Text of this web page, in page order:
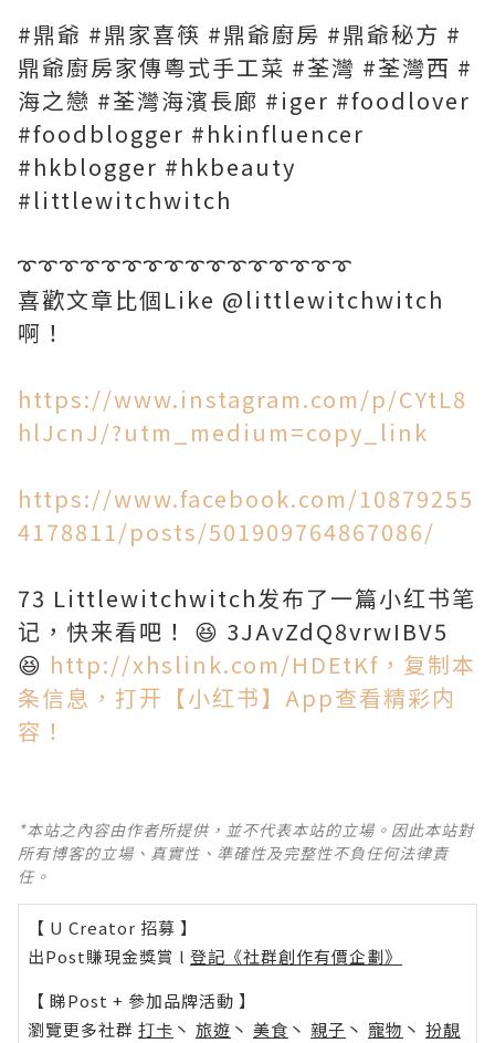
#鼎爺 #鼎家喜筷 #鼎爺廚房 #鼎爺秘方 #
鼎爺廚房家傳粵式手工菜 #荃灣 #荃灣西 #
海之戀 #荃灣海濱長廊 #iger #foodlover
#foodblogger #hkinfluencer
#hkblogger #hkbeauty
#littlewitchwitch
➰➰➰➰➰➰➰➰➰➰➰➰➰➰➰➰
喜歡文章比個Like @littlewitchwitch
啊！
https://www.instagram.com/p/CYtL8
hlJcnJ/?utm_medium=copy_link
https://www.facebook.com/10879255
4178811/posts/501909764867086/
73 Littlewitchwitch发布了一篇小红书笔
记，快来看吧！ 😆 3JAvZdQ8vrwIBV5
😆 http://xhslink.com/HDEtKf，复制本
条信息，打开【小红书】App查看精彩内
容！
*本站之內容由作者所提供，並不代表本站的立場。因此本站對
所有博客的立場、真實性、準確性及完整性不負任何法律責
任。
【 U Creator 招募 】
出Post賺現金獎賞 l 登記《社群創作有價企劃》
【 睇Post + 參加品牌活動 】
瀏覽更多社群 打卡 丶 旅遊 丶 美食 丶 親子 丶 寵物 丶 扮靚